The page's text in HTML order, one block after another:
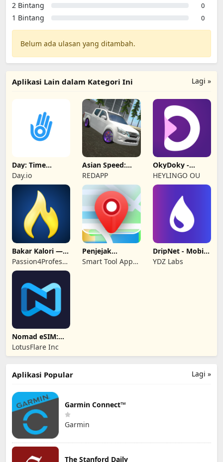
2 Bintang 0
1 Bintang 0
Belum ada ulasan yang ditambah.
Lagi »
Aplikasi Lain dalam Kategori Ini
Day: Time
Tracker & Shifts
Day.io
Asian Speed:
Multiplayer City
REDAPP
OkyDoky -
Kursus Bahasa
HEYLINGO OU
Bakar Kalori —
Turun Berat
Badan
Passion4Profession
Apps
Penjejak
Nombor Mudah
Alih
Smart Tool Apps
DripNet - Mobile
Data Saver
YDZ Labs
Nomad eSIM:
Pelan Data
Prepaid
LotusFlare Inc
Lagi »
Aplikasi Popular
Garmin Connect™
Garmin
The Stanford Daily